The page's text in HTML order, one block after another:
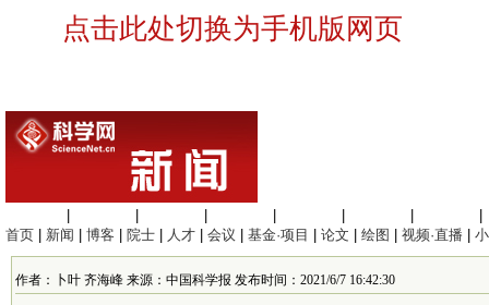
点击此处切换为手机版网页
首页
新闻 博客 院士 人才 会议 基金·项目 论文 绘图 视频·直播
作者：卜叶 齐海峰 来源：中国科学报 发布时间：2021/6/7 16:42:30